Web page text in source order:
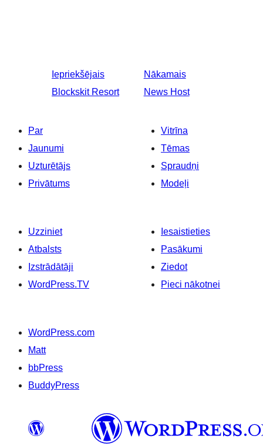
Iepriekšējais
Blockskit Resort
Nākamais
News Host
Par
Jaunumi
Uzturētājs
Privātums
Vitrīna
Tēmas
Spraudņi
Modeļi
Uzziniet
Atbalsts
Izstrādātāji
WordPress.TV
Iesaistieties
Pasākumi
Ziedot
Pieci nākotnei
WordPress.com
Matt
bbPress
BuddyPress